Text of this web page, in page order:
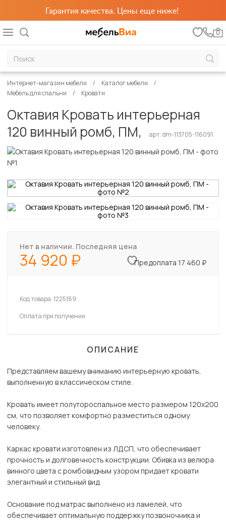
Гарантия качества. Цены еще ниже!
0
Интернет-магазин мебели
Каталог мебели
Мебель для спальни
Кровати
Октавия Кровать интерьерная
120 винный ромб, ПМ,
арт. dm-113705-116091
Нет в наличии. Последняя цена
34 920 Предоплата 17 460 ₽
Код товара:1225169
Оплата при получении
ОПИСАНИЕ
Представляем вашему вниманию интерьерную кровать,
выполненную в классическом стиле.
Кровать имеет полутороспальное место размером 120х200
см, что позволяет комфортно разместиться одному
человеку.
Каркас кровати изготовлен из ЛДСП, что обеспечивает
прочность и долговечность конструкции. Обивка из велюра
винного цвета с ромбовидным узором придает кровати
элегантный и стильный вид.
Основание под матрас выполнено из ламелей, что
обеспечивает оптимальную поддержку позвоночника и